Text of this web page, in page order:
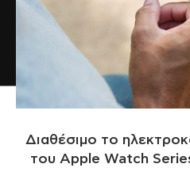
Διαθέσιμο το
του Apple Watch